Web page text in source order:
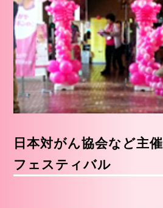
日本対がん協会など主催
フェスティバル